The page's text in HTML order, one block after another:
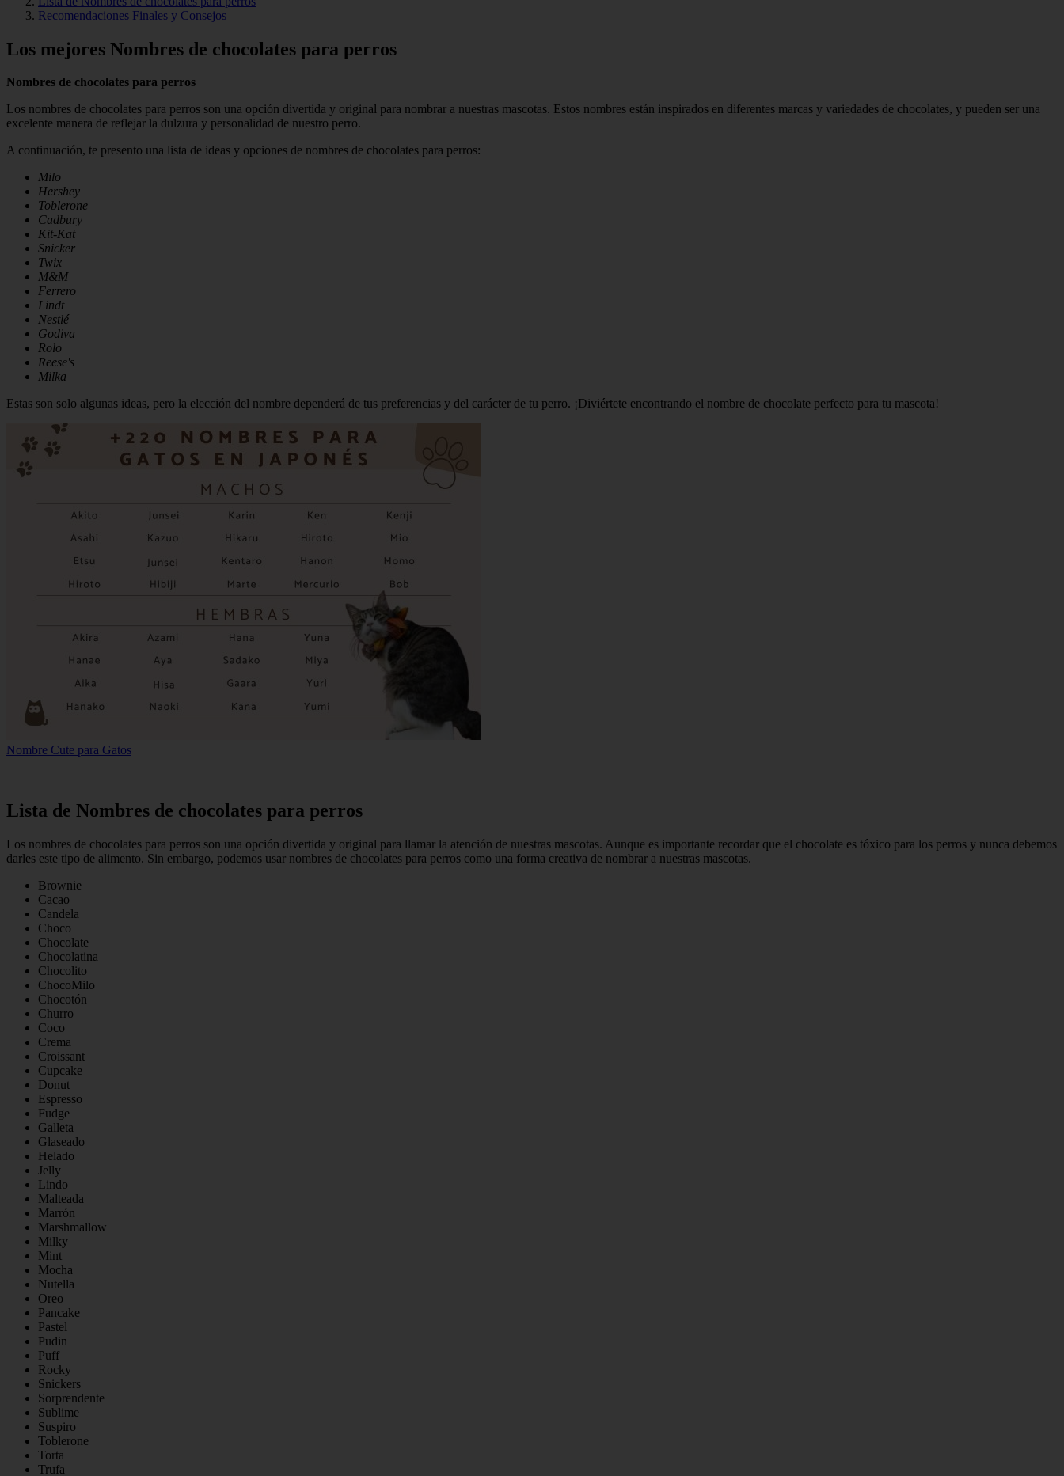
Recomendaciones Finales y Consejos
Los mejores Nombres de chocolates para perros
Nombres de chocolates para perros
Los nombres de chocolates para perros son una opción divertida y original para nombrar a nuestras mascotas. Estos nombres están inspirados en diferentes marcas y variedades de chocolates, y pueden ser una
excelente manera de reflejar la dulzura y personalidad de nuestro perro.
A continuación, te presento una lista de ideas y opciones de nombres de chocolates para perros:
Milo
Hershey
Toblerone
Cadbury
Kit-Kat
Snicker
Twix
M&M
Ferrero
Lindt
Nestlé
Godiva
Rolo
Reese's
Milka
Estas son solo algunas ideas, pero la elección del nombre dependerá de tus preferencias y del carácter de tu perro. ¡Diviértete encontrando el nombre de chocolate perfecto para tu mascota!
Nombre Cute para Gatos
Lista de Nombres de chocolates para perros
Los nombres de chocolates para perros son una opción divertida y original para llamar la atención de nuestras mascotas. Aunque es importante recordar que el chocolate es tóxico para los perros y nunca debemos
darles este tipo de alimento. Sin embargo, podemos usar nombres de chocolates para perros como una forma creativa de nombrar a nuestras mascotas.
Brownie
Cacao
Candela
Choco
Chocolate
Chocolatina
Chocolito
ChocoMilo
Chocotón
Churro
Coco
Crema
Croissant
Cupcake
Donut
Espresso
Fudge
Galleta
Glaseado
Helado
Jelly
Lindo
Malteada
Marrón
Marshmallow
Milky
Mint
Mocha
Nutella
Oreo
Pancake
Pastel
Pudin
Puff
Rocky
Snickers
Sorprendente
Sublime
Suspiro
Toblerone
Torta
Trufa